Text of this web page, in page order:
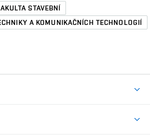
STAVEBNÍ
A KOMUNIKAČNÍCH TECHNOLOGIÍ